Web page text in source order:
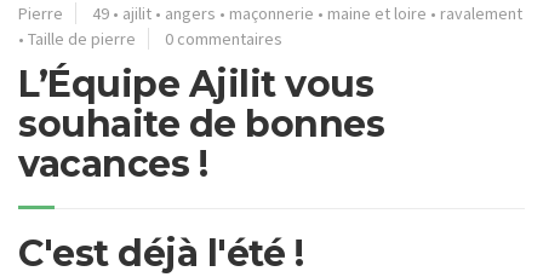
Pierre
49 • ajilit • angers • maçonnerie • maine et loire • ravalement
• Taille de pierre 0 commentaires
L’Équipe Ajilit vous
souhaite de bonnes
vacances !
C'est déjà l'été !